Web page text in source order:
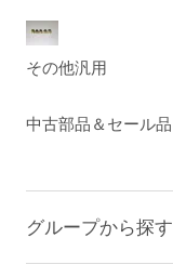
その他汎用
中古部品＆セール品
グループから探す